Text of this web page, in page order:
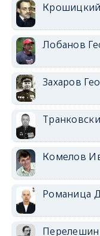
Лобанов
Захаров
Комелов
Романица
Перелешин